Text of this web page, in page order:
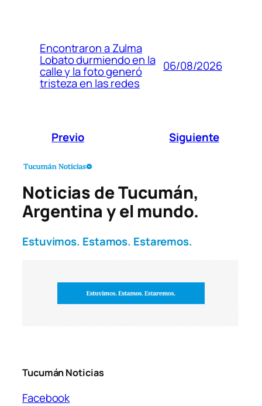
Encontraron a Zulma
Lobato durmiendo en la
calle y la foto generó
tristeza en las redes
06/08/2026
Previo Siguiente
Noticias de Tucumán,
Argentina y el mundo.
Estuvimos. Estamos. Estaremos.
Tucumán Noticias
Facebook